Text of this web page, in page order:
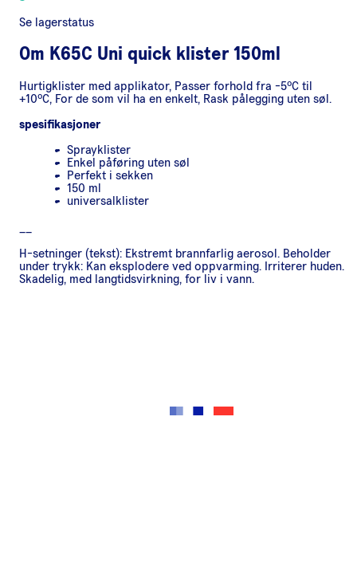
Se lagerstatus
Om K65C Uni quick klister 150ml
Hurtigklister med applikator, Passer forhold fra -5ºC til
+10ºC, For de som vil ha en enkelt, Rask pålegging uten søl.
spesifikasjoner
Sprayklister
Enkel påføring uten søl
Perfekt i sekken
150 ml
universalklister
H-setninger (tekst): Ekstremt brannfarlig aerosol. Beholder
under trykk: Kan eksplodere ved oppvarming. Irriterer huden.
Skadelig, med langtidsvirkning, for liv i vann.